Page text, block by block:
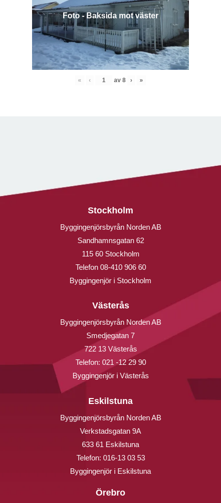
Foto - Baksida mot väster
« ‹ av 8 › »
Stockholm
Byggingenjörsbyrån Norden AB
Sandhamnsgatan 62
115 60 Stockholm
Telefon 08-410 906 60
Byggingenjör i Stockholm
Västerås
Byggingenjörsbyrån Norden AB
Smedjegatan 7
722 13 Västerås
Telefon: 021 -12 29 90
Byggingenjör i Västerås
Eskilstuna
Byggingenjörsbyrån Norden AB
Verkstadsgatan 9A
633 61 Eskilstuna
Telefon: 016-13 03 53
Byggingenjör i Eskilstuna
Örebro